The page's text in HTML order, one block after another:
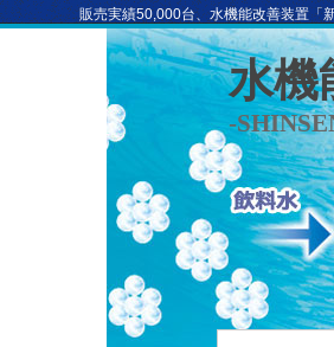
販売実績50,000台、水機能改善装置「
水機
-